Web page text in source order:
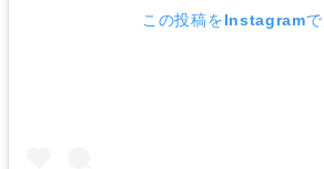
この投稿をInstagramで